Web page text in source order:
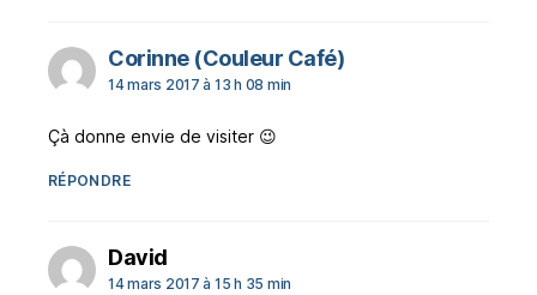
Corinne (Couleur Café)dit :
14 mars 2017 à 13 h 08 min
Çà donne envie de visiter 😉
RÉPONDRE
Daviddit :
14 mars 2017 à 15 h 35 min